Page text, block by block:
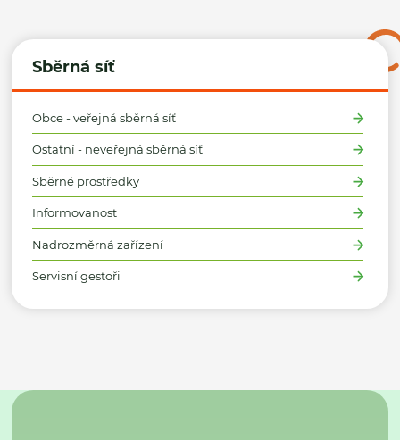
Sběrná síť
Obce - veřejná sběrná síť
Ostatní - neveřejná sběrná síť
Sběrné prostředky
Informovanost
Nadrozměrná zařízení
Servisní gestoři